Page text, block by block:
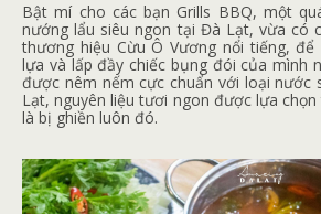
Bật mí cho các bạn Grills BBQ, một
nướng lẩu siêu ngon tại Đà Lạt, vừa có
thương hiệu Cừu Ô Vương nổi tiếng,
lựa và lấp đầy chiếc bụng đói của mình
được nêm nếm cực chuẩn với loại nước
Lạt, nguyên liệu tươi ngon được lựa
là bị ghiền luôn đó.